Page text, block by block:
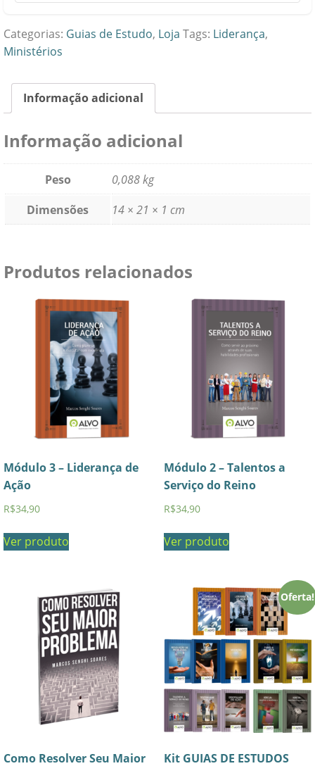
Categorias: Guias de Estudo, Loja Tags: Liderança,
Ministérios
Informação adicional
Informação adicional
Peso
0,088 kg
Dimensões
14 × 21 × 1 cm
Produtos relacionados
Módulo 3 – Liderança de
Ação
R$34,90
Ver produto
Módulo 2 – Talentos a
Serviço do Reino
R$34,90
Ver produto
Como Resolver Seu Maior
Oferta!
Kit GUIAS DE ESTUDOS